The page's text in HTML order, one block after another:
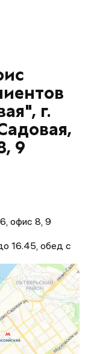
г.
9
офис 8, 9
16.45, обед с